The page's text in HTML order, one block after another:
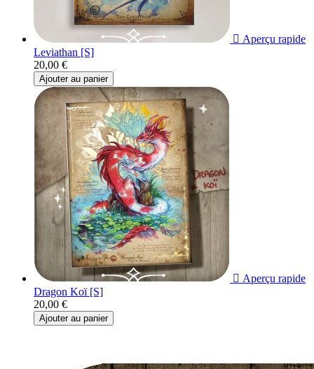
 Aperçu rapide
Leviathan [S]
20,00 €
Ajouter au panier
 Aperçu rapide
Dragon Koï [S]
20,00 €
Ajouter au panier